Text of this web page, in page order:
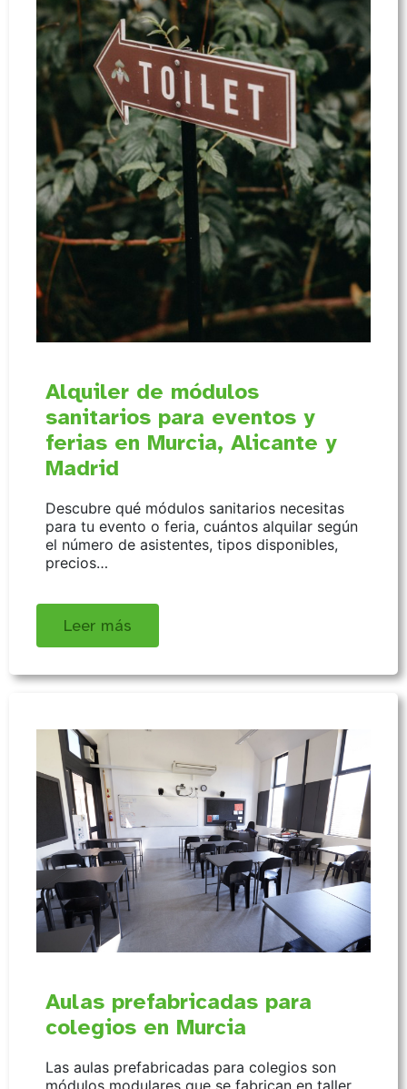
Alquiler de módulos
sanitarios para eventos y
ferias en Murcia, Alicante y
Madrid
Descubre qué módulos sanitarios necesitas
para tu evento o feria, cuántos alquilar según
el número de asistentes, tipos disponibles,
precios…
Leer más
Aulas prefabricadas para
colegios en Murcia
Las aulas prefabricadas para colegios son
módulos modulares que se fabrican en taller